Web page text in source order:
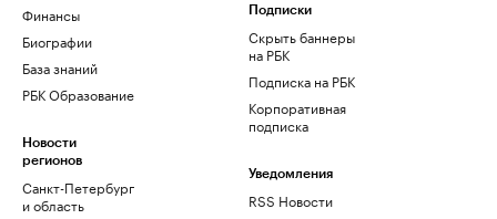
Финансы
Биографии
База знаний
РБК Образование
Новости
регионов
Санкт-Петербург
и область
Подписки
Скрыть баннеры
на РБК
Подписка на РБК
Корпоративная
подписка
Уведомления
RSS Новости